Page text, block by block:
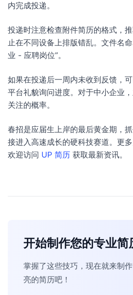
内完成投递。
投递时注意检查附件简历的格式，
止在不同设备上排版错乱。文件名
业 - 应聘岗位”。
如果在投递后一周内未收到反馈，
平台礼貌询问进度。对于中小企业
关注的概率。
春招是应届生上岸的最后黄金期，
接进入高速成长的硬科技赛道。更
欢迎访问 UP 简历 获取最新资讯。
开始制作您的专业简
掌握了这些技巧，现在就来制
亮的简历吧！